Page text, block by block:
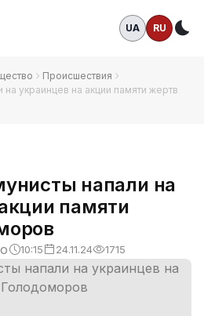
UA RU
Происшествия
украинцев на акции памяти жертв
напали на
памяти
10:15 24.11.24 1715